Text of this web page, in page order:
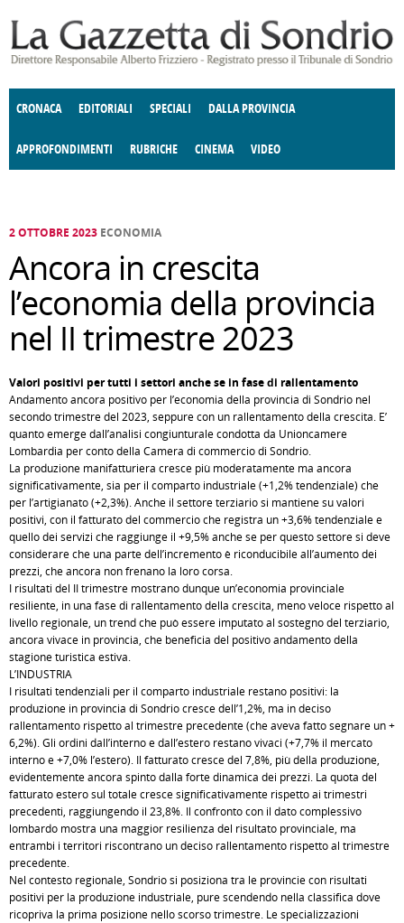
CRONACA EDITORIALI SPECIALI DALLA PROVINCIA
APPROFONDIMENTI
E SPETTACOLI POLITICA
RUBRICHE
DELLE IDEE FATTI DELLO SPIRITO
CINEMA VIDEO
2 OTTOBRE 2023 ECONOMIA
Ancora in crescita
l’economia della provincia
nel II trimestre 2023
Valori positivi per tutti i settori anche se in fase di rallentamento
Andamento ancora positivo per l’economia della provincia di Sondrio nel
secondo trimestre del 2023, seppure con un rallentamento della crescita. E’
quanto emerge dall’analisi congiunturale condotta da Unioncamere
Lombardia per conto della Camera di commercio di Sondrio.
La produzione manifatturiera cresce più moderatamente ma ancora
significativamente, sia per il comparto industriale (+1,2% tendenziale) che
per l’artigianato (+2,3%). Anche il settore terziario si mantiene su valori
positivi, con il fatturato del commercio che registra un +3,6% tendenziale e
quello dei servizi che raggiunge il +9,5% anche se per questo settore si deve
considerare che una parte dell’incremento è riconducibile all’aumento dei
prezzi, che ancora non frenano la loro corsa.
I risultati del II trimestre mostrano dunque un’economia provinciale
resiliente, in una fase di rallentamento della crescita, meno veloce rispetto al
livello regionale, un trend che può essere imputato al sostegno del terziario,
ancora vivace in provincia, che beneficia del positivo andamento della
stagione turistica estiva.
L’INDUSTRIA
I risultati tendenziali per il comparto industriale restano positivi: la
produzione in provincia di Sondrio cresce dell’1,2%, ma in deciso
rallentamento rispetto al trimestre precedente (che aveva fatto segnare un +
6,2%). Gli ordini dall’interno e dall’estero restano vivaci (+7,7% il mercato
interno e +7,0% l’estero). Il fatturato cresce del 7,8%, più della produzione,
evidentemente ancora spinto dalla forte dinamica dei prezzi. La quota del
fatturato estero sul totale cresce significativamente rispetto ai trimestri
precedenti, raggiungendo il 23,8%. Il confronto con il dato complessivo
lombardo mostra una maggior resilienza del risultato provinciale, ma
entrambi i territori riscontrano un deciso rallentamento rispetto al trimestre
precedente.
Nel contesto regionale, Sondrio si posiziona tra le provincie con risultati
positivi per la produzione industriale, pure scendendo nella classifica dove
ricopriva la prima posizione nello scorso trimestre. Le specializzazioni